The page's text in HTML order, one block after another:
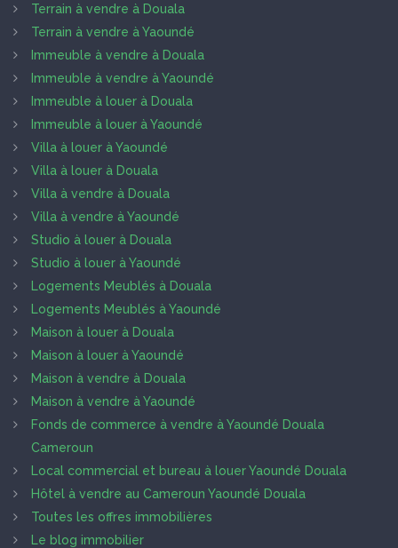
Terrain à vendre à Douala
Terrain à vendre à Yaoundé
Immeuble à vendre à Douala
Immeuble à vendre à Yaoundé
Immeuble à louer à Douala
Immeuble à louer à Yaoundé
Villa à louer à Yaoundé
Villa à louer à Douala
Villa à vendre à Douala
Villa à vendre à Yaoundé
Studio à louer à Douala
Studio à louer à Yaoundé
Logements Meublés à Douala
Logements Meublés à Yaoundé
Maison à louer à Douala
Maison à louer à Yaoundé
Maison à vendre à Douala
Maison à vendre à Yaoundé
Fonds de commerce à vendre à Yaoundé Douala
Cameroun
Local commercial et bureau à louer Yaoundé Douala
Hôtel à vendre au Cameroun Yaoundé Douala
Toutes les offres immobilières
Le blog immobilier